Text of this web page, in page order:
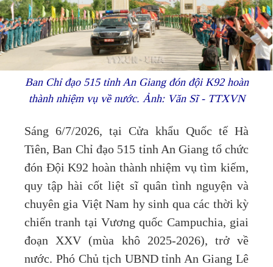
Ban Chỉ đạo 515 tỉnh An Giang đón đội K92 hoàn
thành nhiệm vụ về nước. Ảnh: Văn Sĩ - TTXVN
Sáng 6/7/2026, tại Cửa khẩu Quốc tế Hà
Tiên, Ban Chỉ đạo 515 tỉnh An Giang tổ chức
đón Đội K92 hoàn thành nhiệm vụ tìm kiếm,
quy tập hài cốt liệt sĩ quân tình nguyện và
chuyên gia Việt Nam hy sinh qua các thời kỳ
chiến tranh tại Vương quốc Campuchia, giai
đoạn XXV (mùa khô 2025-2026), trở về
nước. Phó Chủ tịch UBND tỉnh An Giang Lê